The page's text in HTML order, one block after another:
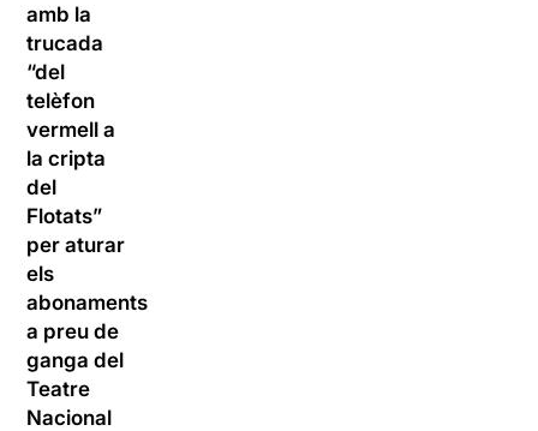
amb la
trucada
“del
telèfon
vermell a
la cripta
del
Flotats”
per aturar
els
abonaments
a preu de
ganga del
Teatre
Nacional